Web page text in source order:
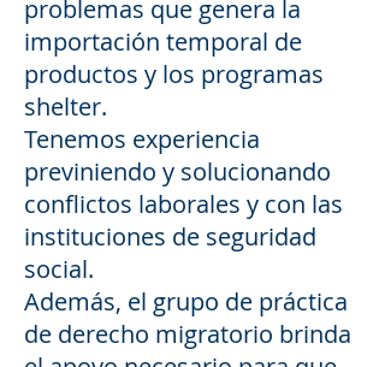
problemas que genera la
importación temporal de
productos y los programas
shelter.
Tenemos experiencia
previniendo y solucionando
conflictos laborales y con las
instituciones de seguridad
social.
Además, el grupo de práctica
de derecho migratorio brinda